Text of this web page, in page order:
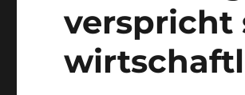
verspricht